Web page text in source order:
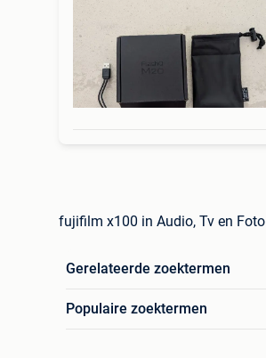
fujifilm x100 in Audio, Tv en Foto
Gerelateerde zoektermen
Populaire zoektermen